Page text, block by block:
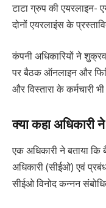
टाटा ग्रुप की एयरलाइन-
दोनों एयरलाइंस के
कंपनी अधिकारियों ने
पर बैठक ऑनलाइन और
और विस्तारा के कर्मचारी
क्या कहा अधिकारी ने
एक अधिकारी ने बताया
अधिकारी (सीईओ) एवं
सीईओ विनोद कन्नन